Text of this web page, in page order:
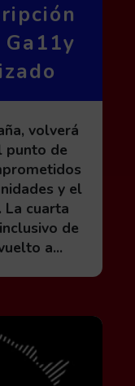
volverá
punto de
y el
La cuarta
de
a...
presenta